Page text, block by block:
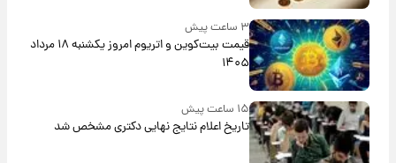
۳ ساعت پیش
قیمت بیت‌کوین و اتریوم امروز یکشنبه ۱۸ مرداد
۱۴۰۵
۱۵ ساعت پیش
تاریخ اعلام نتایج نهایی دکتری مشخص شد